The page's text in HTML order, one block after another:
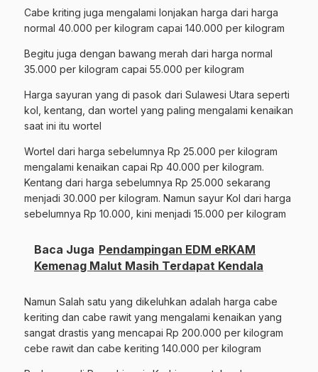
Cabe kriting juga mengalami lonjakan harga dari harga
normal 40.000 per kilogram capai 140.000 per kilogram
Begitu juga dengan bawang merah dari harga normal
35.000 per kilogram capai 55.000 per kilogram
Harga sayuran yang di pasok dari Sulawesi Utara seperti
kol, kentang, dan wortel yang paling mengalami kenaikan
saat ini itu wortel
Wortel dari harga sebelumnya Rp 25.000 per kilogram
mengalami kenaikan capai Rp 40.000 per kilogram.
Kentang dari harga sebelumnya Rp 25.000 sekarang
menjadi 30.000 per kilogram. Namun sayur Kol dari harga
sebelumnya Rp 10.000, kini menjadi 15.000 per kilogram
Baca Juga Pendampingan EDM eRKAM
Kemenag Malut Masih Terdapat Kendala
Namun Salah satu yang dikeluhkan adalah harga cabe
keriting dan cabe rawit yang mengalami kenaikan yang
sangat drastis yang mencapai Rp 200.000 per kilogram
cebe rawit dan cabe keriting 140.000 per kilogram